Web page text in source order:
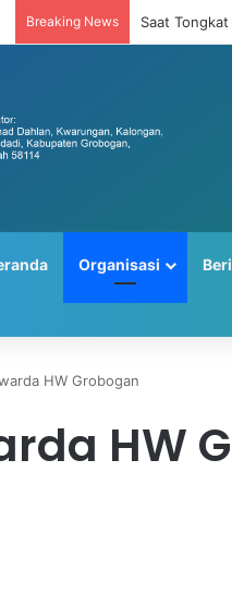
Breaking News Saat
Organisasi
HW Grobogan
HW